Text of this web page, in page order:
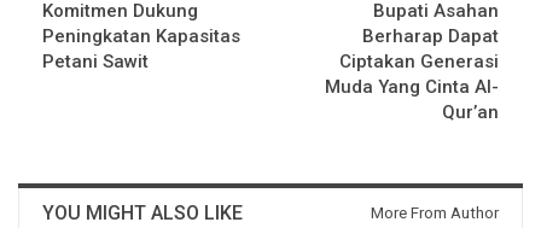
Komitmen Dukung
Peningkatan Kapasitas
Petani Sawit
Bupati Asahan
Berharap Dapat
Ciptakan Generasi
Muda Yang Cinta Al-
Qur’an
YOU MIGHT ALSO LIKE More From Author